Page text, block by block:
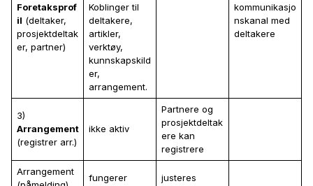
Foretaksprof
il (deltaker,
prosjektdeltak
er, partner)
Koblinger til
deltakere,
artikler,
verktøy,
kunnskapskild
er,
arrangement.
kommunikasjo
nskanal med
deltakere
3)
Arrangement
(registrer arr.)
ikke aktiv
Partnere og
prosjektdeltak
ere kan
registrere
Arrangement
fungerer justeres